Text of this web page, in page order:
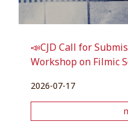
📣CJD Call for
Workshop on Filmic
2026-07-17